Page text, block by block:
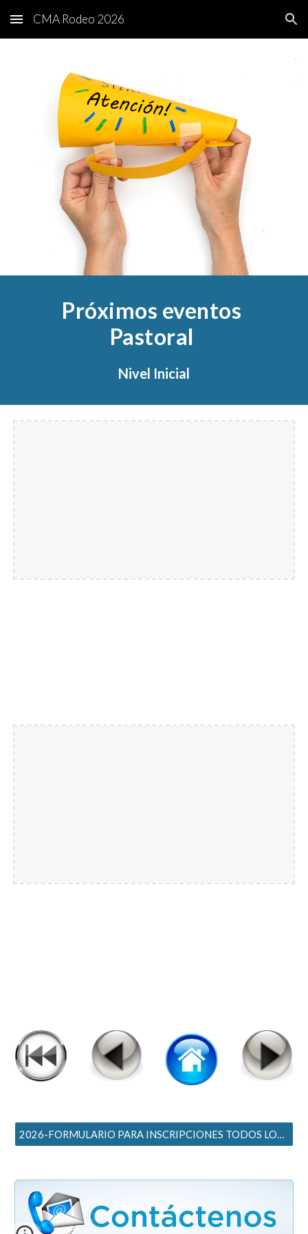
Skip to main content Skip to navigation
CMA Rodeo 2026
Próximos eventos
Pastoral
Nivel Inicial
2026-FORMULARIO PARA INSCRIPCIONES TODOS LOS NIVELES